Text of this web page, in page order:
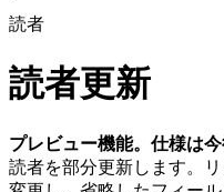
読者
読者更新
プレビュー機能。仕様は
読者を部分更新します。